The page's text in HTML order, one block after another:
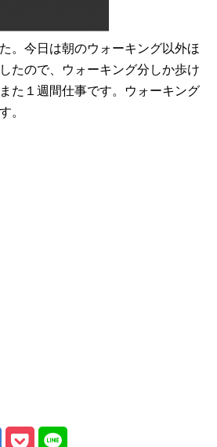
。今日は朝のウォーキング以外ほ
たので、ウォーキング分しか歩け
た１週間仕事です。ウォーキング
。